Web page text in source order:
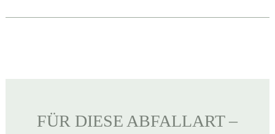
FÜR DIESE ABFALLART –